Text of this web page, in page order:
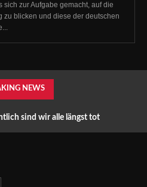
sich zur Aufgabe gemacht, auf die
zu blicken und diese der deutschen
NEWS
sind wir alle längst tot